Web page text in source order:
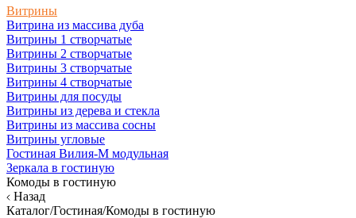
Витрины
Витрина из массива дуба
Витрины 1 створчатые
Витрины 2 створчатые
Витрины 3 створчатые
Витрины 4 створчатые
Витрины для посуды
Витрины из дерева и стекла
Витрины из массива сосны
Витрины угловые
Гостиная Вилия-М модульная
Зеркала в гостиную
Комоды в гостиную
Назад
Каталог/Гостиная/Комоды в гостиную